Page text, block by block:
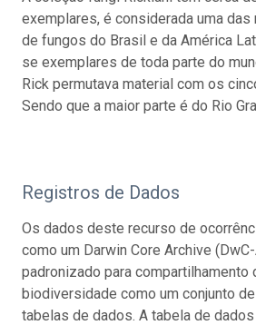
exemplares, é considerada uma
de fungos do Brasil e da América
se exemplares de toda parte do
Rick permutava material com os
Sendo que a maior parte é do Rio
Registros de Dados
Os dados deste recurso de
como um Darwin Core Archive
padronizado para compartilhamento
biodiversidade como um conjunto
tabelas de dados. A tabela de